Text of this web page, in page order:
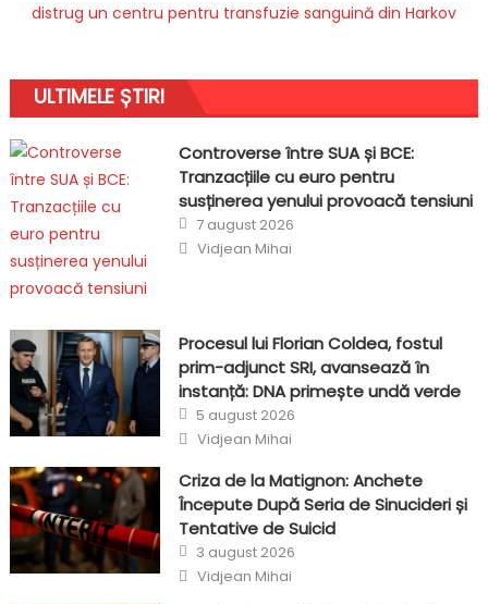
distrug un centru pentru transfuzie sanguină din Harkov
ULTIMELE ȘTIRI
Controverse între SUA și BCE:
Tranzacțiile cu euro pentru
susținerea yenului provoacă tensiuni
Posted
on
7 august 2026
Author
Vidjean Mihai
Procesul lui Florian Coldea, fostul
prim-adjunct SRI, avansează în
instanță: DNA primește undă verde
Posted
on
5 august 2026
Author
Vidjean Mihai
Criza de la Matignon: Anchete
Începute După Seria de Sinucideri și
Tentative de Suicid
Posted
on
3 august 2026
Author
Vidjean Mihai